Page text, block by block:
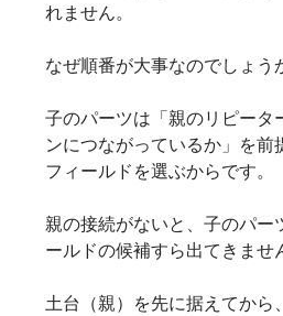
れません。
なぜ順番が大事なのでしょう
子のパーツは「親のリピータ
ンにつながっているか」を前
フィールドを選ぶからです。
親の接続がないと、子のパー
ールドの候補すら出てきませ
土台（親）を先に据えてから